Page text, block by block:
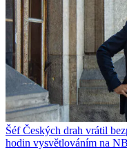
Šéf Českých drah vrátil
hodin vysvětlováním na